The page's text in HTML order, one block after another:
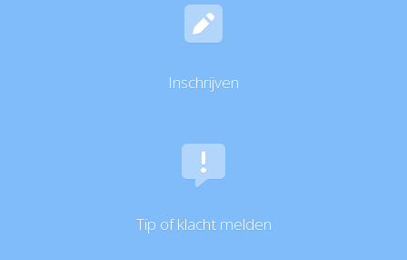
Inschrijven
Tip of klacht melden